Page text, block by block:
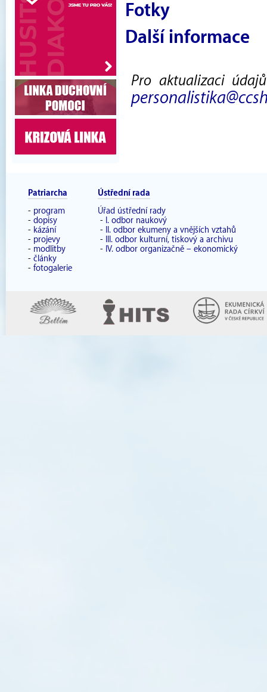
Fotky
Další informace
Pro aktualizaci
Patriarcha
- program
- dopisy
- kázání
- projevy
- modlitby
- články
- fotogalerie
Ústřední rada
Úřad ústřední rady
- I. odbor naukový
-
II. odbor ekumeny a vnějších vztahů
-
III. odbor kulturní, tiskový a archivu
- IV. odbor organizačně – ekonomický